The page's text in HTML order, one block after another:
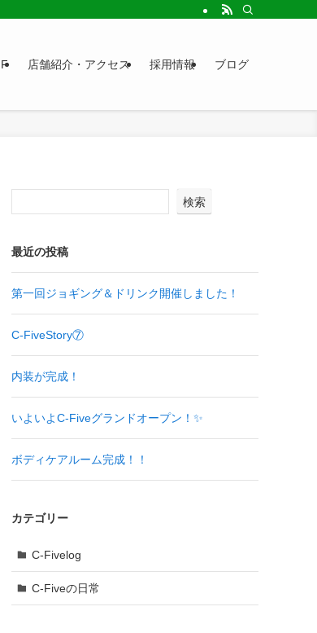
店舗紹介・アクセス 採用情報 ブログ
検索
最近の投稿
第一回ジョギング＆ドリンク開催しました！
C-FiveStory⑦
内装が完成！
いよいよC-Fiveグランドオープン！✨
ボディケアルーム完成！！
カテゴリー
C-Fivelog
C-Fiveの日常